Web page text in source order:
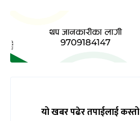
यो खबर पढेर तपाईलाई